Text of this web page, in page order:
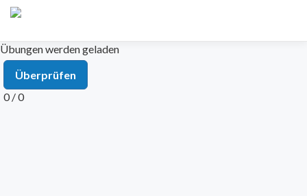
Übungen werden geladen
Überprüfen
0 / 0